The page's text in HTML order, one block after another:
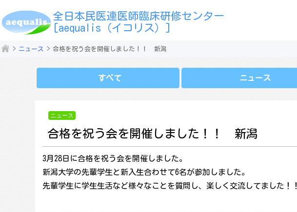
全日本民医連医師臨床研修センター
[aequalis（イコリス）]
ニュース 合格を祝う会を開催しました！！ 新潟
すべて ニュース
ニュース
合格を祝う会を開催しました！！ 新潟
3月28日に合格を祝う会を開催しました。
新潟大学の先輩学生と新入生合わせて6名が参加しました。
先輩学生に学生生活など様々なことを質問し、楽しく交流してました！！